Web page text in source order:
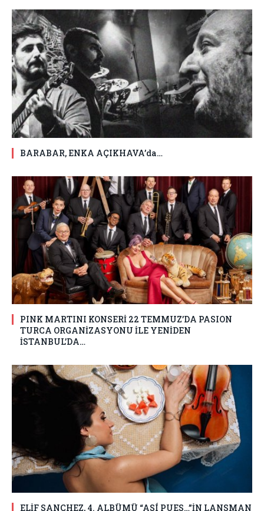
BARABAR, ENKA AÇIKHAVA’da…
PINK MARTINI KONSERİ 22 TEMMUZ’DA PASION
TURCA ORGANİZASYONU İLE YENİDEN
İSTANBUL’DA…
ELİF SANCHEZ, 4. ALBÜMÜ “ASÍ PUES…”İN LANSMAN